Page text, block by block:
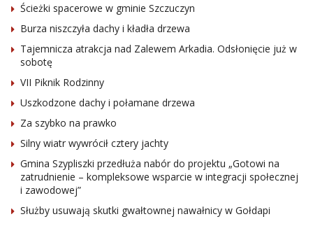
Ścieżki spacerowe w gminie Szczuczyn
Burza niszczyła dachy i kładła drzewa
Tajemnicza atrakcja nad Zalewem Arkadia. Odsłonięcie już w
sobotę
VII Piknik Rodzinny
Uszkodzone dachy i połamane drzewa
Za szybko na prawko
Silny wiatr wywrócił cztery jachty
Gmina Szypliszki przedłuża nabór do projektu „Gotowi na
zatrudnienie – kompleksowe wsparcie w integracji społecznej
i zawodowej”
Służby usuwają skutki gwałtownej nawałnicy w Gołdapi